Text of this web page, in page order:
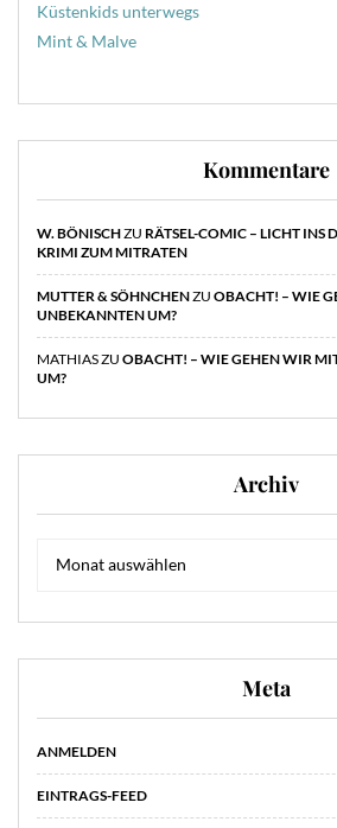
Küstenkids unterwegs
Mint & Malve
Kommentare
W. BÖNISCHZU RÄTSEL-COMIC – LICHT INS
KRIMI ZUM MITRATEN
MUTTER & SÖHNCHENZU OBACHT! – WIE
UNBEKANNTEN UM?
MATHIASZU OBACHT! – WIE GEHEN WIR
UM?
Archiv
Monat auswählen
Meta
ANMELDEN
EINTRAGS-FEED